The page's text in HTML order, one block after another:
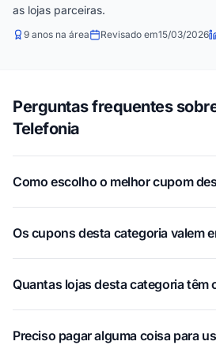
as lojas parceiras.
9 anos na área Revisado em15/03/2026
Perguntas frequentes
Telefonia
Como escolho o melhor cupom
Os cupons desta categoria valem
Quantas lojas desta categoria têm
Preciso pagar alguma coisa para